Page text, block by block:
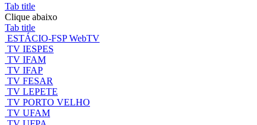
Tab title
Clique abaixo
Tab title
ESTÁCIO-FSP WebTV
TV IESPES
TV IFAM
TV IFAP
TV FESAR
TV LEPETE
TV PORTO VELHO
TV UFAM